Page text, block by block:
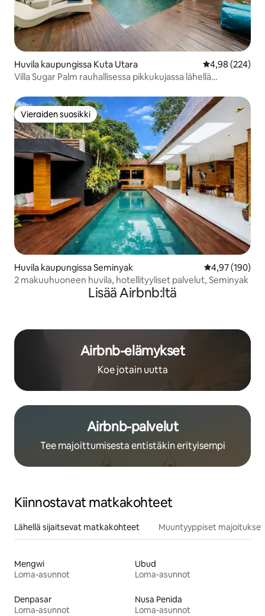
Huvila kaupungissa Kuta Utara
4,98 (224)
Villa Sugar Palm rauhallisessa pikkukujassa lähellä
Vieraiden suosikki
Vieraiden suosikki
Huvila kaupungissa Seminyak
4,97 (190)
2 makuuhuoneen huvila, hotellityyliset palvelut, Seminyak
Lisää Airbnb:ltä
Airbnb-elämykset
Koe jotain uutta
Airbnb-palvelut
Tee majoittumisesta entistäkin erityisempi
Kiinnostavat matkakohteet
Lähellä sijaitsevat matkakohteet Muuntyyppiset majoitukset
Mengwi
Loma-asunnot
Ubud
Loma-asunnot
Denpasar
Loma-asunnot
Nusa Penida
Loma-asunnot